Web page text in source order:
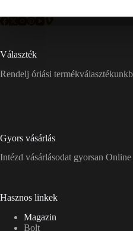
Választék
Rendelj óriási
Gyors vásárlás
Intézd vásárlásodat gyorsan
Hasznos linkek
Magazin
Bolt